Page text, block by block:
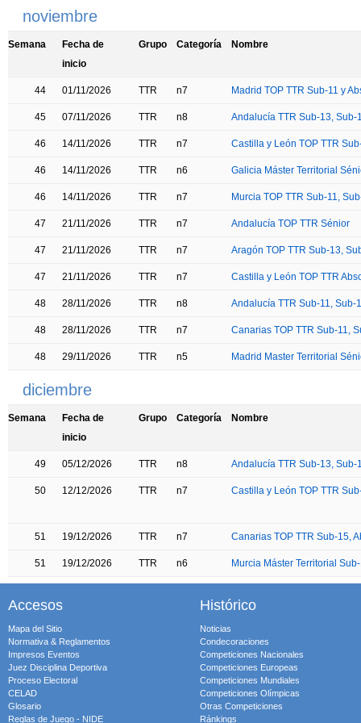
noviembre
Semana
Fecha de
inicio
Grupo Categoría Nombre
44 01/11/2026 TTR n7 Madrid TOP TTR Sub-11 y
45 07/11/2026 TTR n8 Andalucía TTR Sub-13, Sub-
46 14/11/2026 TTR n7 Castilla y León TOP TTR
46 14/11/2026 TTR n6 Galicia Máster Territorial
46 14/11/2026 TTR n7 Murcia TOP TTR Sub-11,
47 21/11/2026 TTR n7 Andalucía TOP TTR Sénior
47 21/11/2026 TTR n7 Aragón TOP TTR Sub-13,
47 21/11/2026 TTR n7 Castilla y León TOP TTR
48 28/11/2026 TTR n8 Andalucía TTR Sub-11, Sub-
48 28/11/2026 TTR n7 Canarias TOP TTR Sub-11,
48 29/11/2026 TTR n5 Madrid Master Territorial
diciembre
Semana
Fecha de
inicio
Grupo Categoría Nombre
49 05/12/2026 TTR n8 Andalucía TTR Sub-13, Sub-
50 12/12/2026 TTR n7 Castilla y León TOP TTR
51 19/12/2026 TTR n7 Canarias TOP TTR Sub-15,
51 19/12/2026 TTR n6 Murcia Máster Territorial
Accesos
Mapa del Sitio
Normativa & Reglamentos
Impresos Eventos
Juez Disciplina Deportiva
Proceso Electoral
CELAD
Glosario
Reglas de Juego - NIDE
Histórico
Noticias
Condecoraciones
Competiciones Nacionales
Competiciones Europeas
Competiciones Mundiales
Competiciones Olímpicas
Otras Competiciones
Ránkings